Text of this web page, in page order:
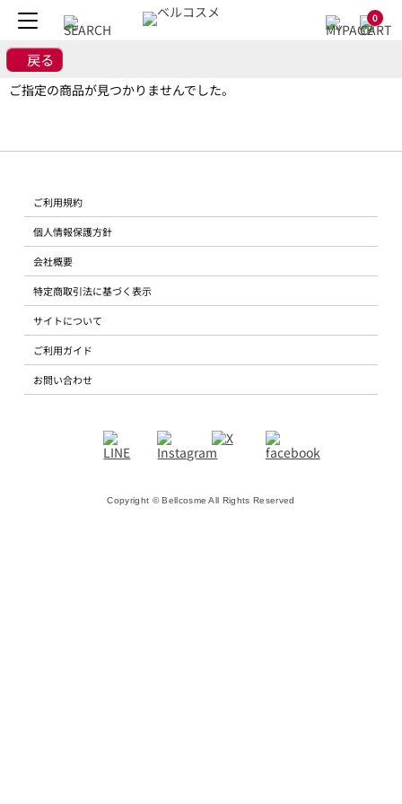
0
戻る
ご指定の商品が見つかりませんでした。
ご利用規約
個人情報保護方針
会社概要
特定商取引法に基づく表示
サイトについて
ご利用ガイド
お問い合わせ
Copyright © Bellcosme All Rights Reserved